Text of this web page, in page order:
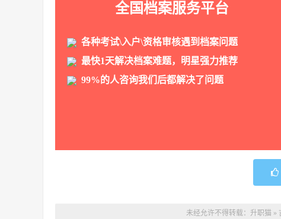
全国档案服务平台
各种考试\入户\资格审核遇到档案问题
最快1天解决档案难题，明星强力推荐
99%的人咨询我们后都解决了问题
未经允许不得转载： 升职猫 »